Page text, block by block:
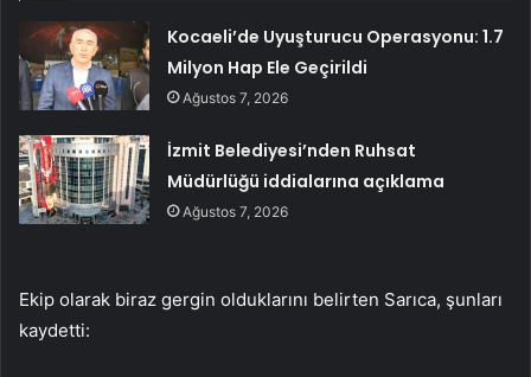
Kocaeli’de Uyuşturucu Operasyonu: 1.7
Milyon Hap Ele Geçirildi
Ağustos 7, 2026
İzmit Belediyesi’nden Ruhsat
Müdürlüğü iddialarına açıklama
Ağustos 7, 2026
Ekip olarak biraz gergin olduklarını belirten Sarıca, şunları
kaydetti: